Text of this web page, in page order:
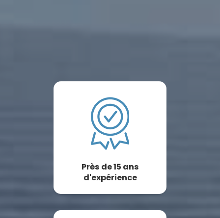
Près de 15 ans
d'expérience